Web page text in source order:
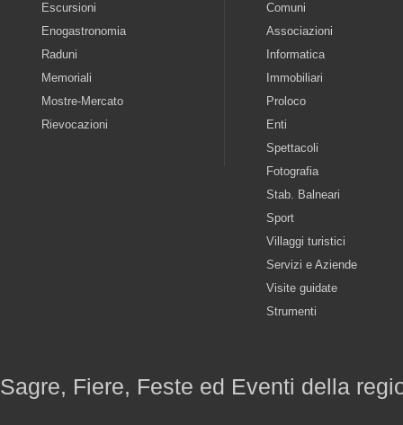
Escursioni
Enogastronomia
Raduni
Memoriali
Mostre-Mercato
Rievocazioni
Comuni
Associazioni
Informatica
Immobiliari
Proloco
Enti
Spettacoli
Fotografia
Stab. Balneari
Sport
Villaggi turistici
Servizi e Aziende
Visite guidate
Strumenti
Sagre, Fiere, Feste ed Eventi della